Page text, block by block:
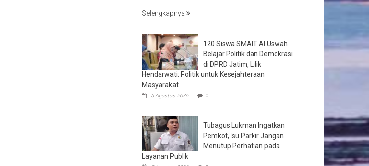
Selengkapnya
120 Siswa SMAIT Al Uswah
Belajar Politik dan Demokrasi
di DPRD Jatim, Lilik
Hendarwati: Politik untuk Kesejahteraan
Masyarakat
5 Agustus 2026 0
Tubagus Lukman Ingatkan
Pemkot, Isu Parkir Jangan
Menutup Perhatian pada
Layanan Publik